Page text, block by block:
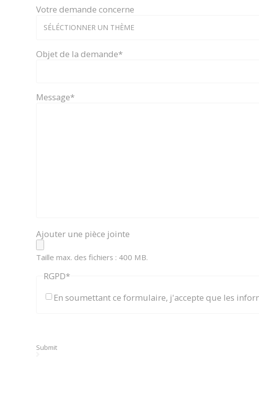
Votre demande concerne
SÉLÉCTIONNER UN THÈME
Objet de la demande*
Message*
Ajouter une pièce jointe
Taille max. des fichiers : 400 MB.
RGPD*
En soumettant ce formulaire, j'accepte que les
Submit